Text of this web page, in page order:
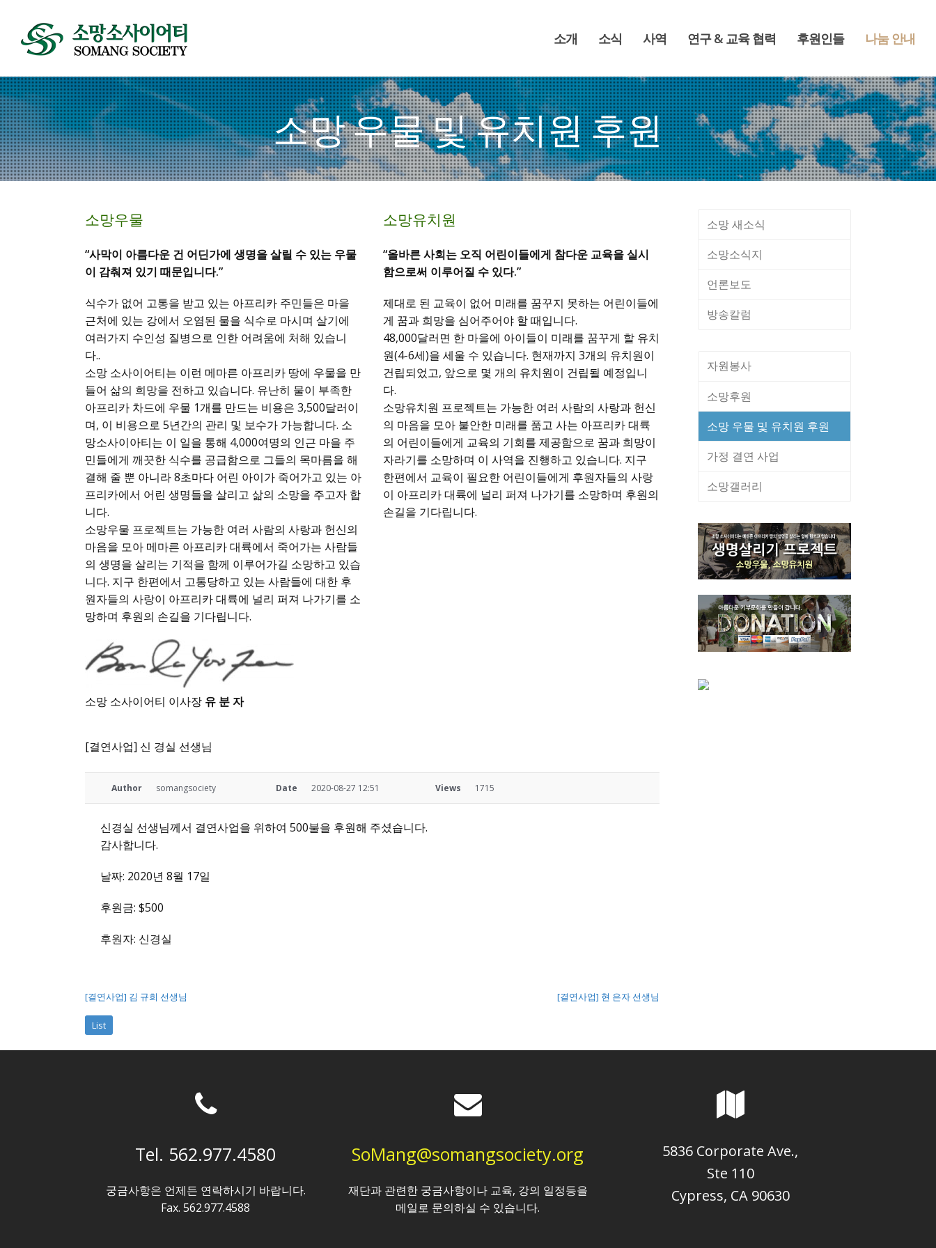
소개 소식 사역 연구 & 교육 협력 후원인들 나눔 안내
소망 우물 및 유치원 후원
소망우물
“사막이 아름다운 건 어딘가에 생명을 살릴 수 있는 우물
이 감춰져 있기 때문입니다.”
식수가 없어 고통을 받고 있는 아프리카 주민들은 마을
근처에 있는 강에서 오염된 물을 식수로 마시며 살기에
여러가지 수인성 질병으로 인한 어려움에 처해 있습니
다..
소망 소사이어티는 이런 메마른 아프리카 땅에 우물을 만
들어 삶의 희망을 전하고 있습니다. 유난히 물이 부족한
아프리카 차드에 우물 1개를 만드는 비용은 3,500달러이
며, 이 비용으로 5년간의 관리 및 보수가 가능합니다. 소
망소사이아티는 이 일을 통해 4,000여명의 인근 마을 주
민들에게 깨끗한 식수를 공급함으로 그들의 목마름을 해
결해 줄 뿐 아니라 8초마다 어린 아이가 죽어가고 있는 아
프리카에서 어린 생명들을 살리고 삶의 소망을 주고자 합
니다.
소망우물 프로젝트는 가능한 여러 사람의 사랑과 헌신의
마음을 모아 메마른 아프리카 대륙에서 죽어가는 사람들
의 생명을 살리는 기적을 함께 이루어가길 소망하고 있습
니다. 지구 한편에서 고통당하고 있는 사람들에 대한 후
원자들의 사랑이 아프리카 대륙에 널리 퍼져 나가기를 소
망하며 후원의 손길을 기다립니다.
소망 소사이어티 이사장 유 분 자
소망유치원
“올바른 사회는 오직 어린이들에게 참다운 교육을 실시
함으로써 이루어질 수 있다.”
제대로 된 교육이 없어 미래를 꿈꾸지 못하는 어린이들에
게 꿈과 희망을 심어주어야 할 때입니다.
48,000달러면 한 마을에 아이들이 미래를 꿈꾸게 할 유치
원(4-6세)을 세울 수 있습니다. 현재까지 3개의 유치원이
건립되었고, 앞으로 몇 개의 유치원이 건립될 예정입니
다.
소망유치원 프로젝트는 가능한 여러 사람의 사랑과 헌신
의 마음을 모아 불안한 미래를 품고 사는 아프리카 대륙
의 어린이들에게 교육의 기회를 제공함으로 꿈과 희망이
자라기를 소망하며 이 사역을 진행하고 있습니다. 지구
한편에서 교육이 필요한 어린이들에게 후원자들의 사랑
이 아프리카 대륙에 널리 퍼져 나가기를 소망하며 후원의
손길을 기다립니다.
[결연사업] 신 경실 선생님
Author somangsociety Date 2020-08-27 12:51 Views 1715
신경실 선생님께서 결연사업을 위하여 500불을 후원해 주셨습니다.
감사합니다.
날짜: 2020년 8월 17일
후원금: $500
후원자: 신경실
[결연사업] 김 규희 선생님 [결연사업] 현 은자 선생님
List
소망 새소식
소망소식지
언론보도
방송칼럼
자원봉사
소망후원
소망 우물 및 유치원 후원
가정 결연 사업
소망갤러리
Tel. 562.977.4580
궁금사항은 언제든 연락하시기 바랍니다.
Fax. 562.977.4588
SoMang@somangsociety.org
재단과 관련한 궁금사항이나 교육, 강의 일정등을
메일로 문의하실 수 있습니다.
5836 Corporate Ave.,
Ste 110
Cypress, CA 90630